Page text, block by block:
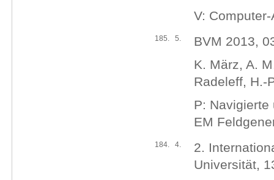
V:
185. 5.
BVM 2013,
K. März, A.
Radeleff, H.-
P:
EM
184. 4.
2.
Universität,